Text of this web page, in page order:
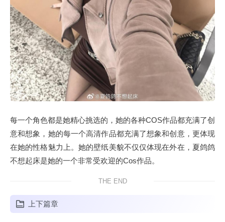
每一个角色都是她精心挑选的，她的各种COS作品都充满了创
意和想象，她的每一个高清作品都充满了想象和创意，更体现
在她的性格魅力上。她的壁纸美貌不仅仅体现在外在，夏鸽鸽
不想起床是她的一个非常受欢迎的Cos作品。
THE END
上下篇章